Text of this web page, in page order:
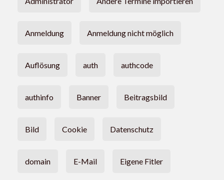
Anmeldung Anmeldung nicht möglich
Auflösung auth authcode
authinfo Banner Beitragsbild
Bild Cookie Datenschutz
domain E-Mail Eigene Fitler